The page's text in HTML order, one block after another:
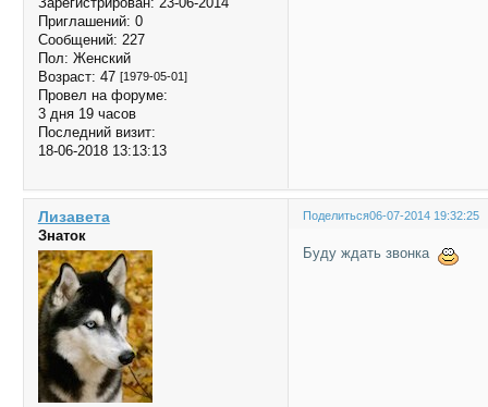
Приглашений: 0
Сообщений: 227
Пол: Женский
Возраст: 47 [1979-05-01]
Провел на форуме:
3 дня 19 часов
Последний визит:
18-06-2018 13:13:13
Поделиться06-07-2014 19:32:25
Лизавета
Знаток
Буду ждать звонка